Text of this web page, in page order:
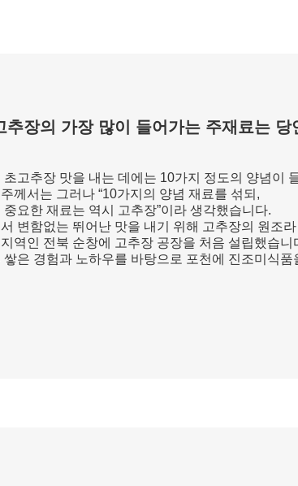
추장의 가장 많이 들어가는 주재료는 당
초고추장 맛을 내는 데에는 10가지 정도의 양념이
께서는 그러나 “10가지의 양념 재료를 섞되,
중요한 재료는 역시 고추장”이라 생각했습니다.
변함없는 뛰어난 맛을 내기 위해 고추장의 원조
역인 전북 순창에 고추장 공장을 처음 설립했습니
쌓은 경험과 노하우를 바탕으로 포천에 진조미식품